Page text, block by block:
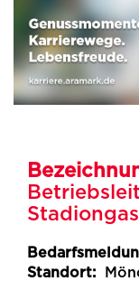
Standort: